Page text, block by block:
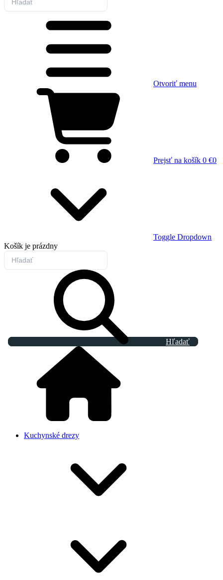
Otvoriť menu
Prejsť na košík 0 €0
Toggle Dropdown
Košík je prázdny
Hľadať
Kuchynské drezy